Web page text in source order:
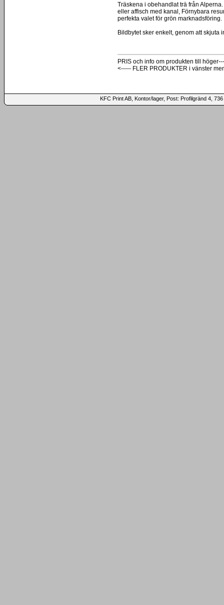
Träskena i obehandlat trä från
eller affisch med kanal, Förnybara
perfekta valet för grön marknadsföring.
Bildbytet sker enkelt, genom att skjuta
PRIS och info om produkten till
<----- FLER PRODUKTER i vänster
KFC Print AB, Kontor/lager, Post: Profilgränd 4,